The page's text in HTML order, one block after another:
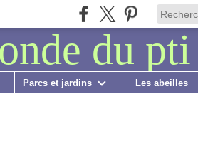
Parcs et jardins Les abeilles